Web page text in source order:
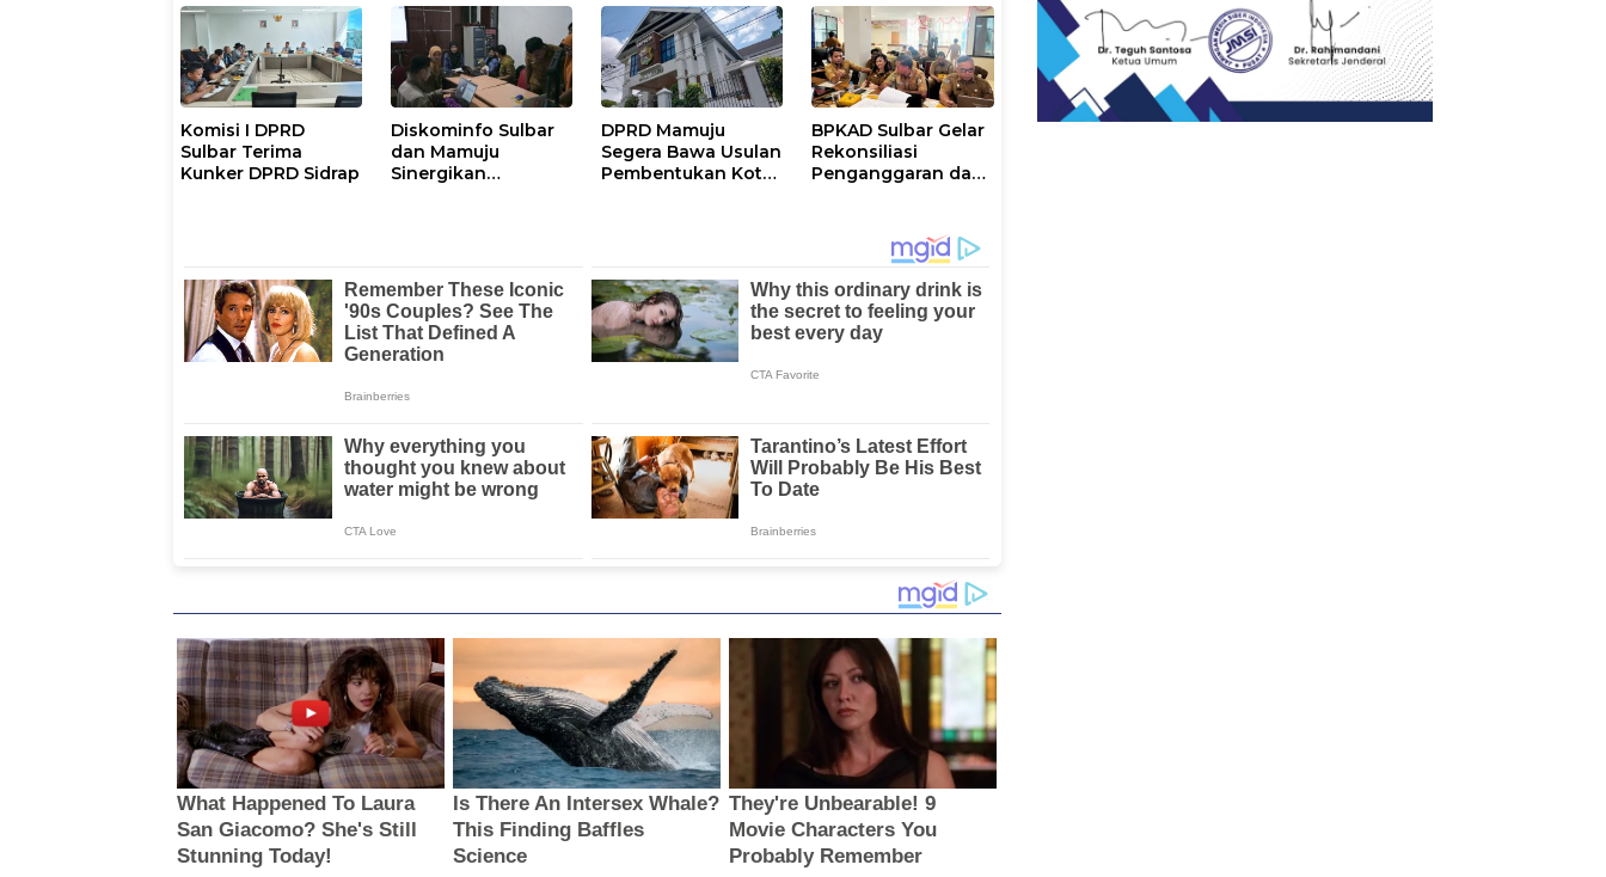
Program
Sebagai Pijakan
Program
Nasional
Komisi I DPRD
Sulbar Terima
Kunker DPRD Sidrap
Diskominfo Sulbar
dan Mamuju
Sinergikan
DPRD Mamuju
Segera Bawa Usulan
Pembentukan Kota
BPKAD Sulbar Gelar
Rekonsiliasi
Penganggaran dan